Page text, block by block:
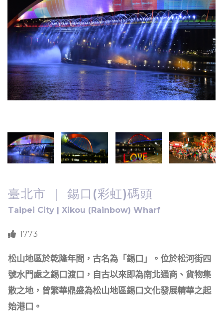
臺北市 ｜ 錫口(彩虹)碼頭
Taipei City | Xikou (Rainbow) Wharf
1773
松山地區於乾隆年間，古名為「錫口」。位於松河街四
號水門處之錫口渡口，自古以來即為南北通商、貨物集
散之地，曾繁華鼎盛為松山地區錫口文化發展精華之起
始港口。